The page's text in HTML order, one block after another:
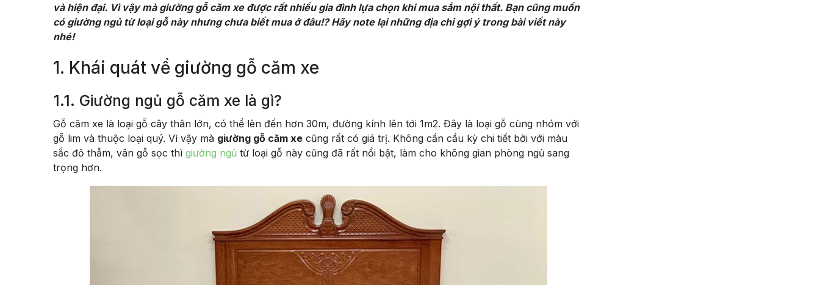
và hiện đại. Vì vậy mà giường gỗ căm xe được rất nhiều gia đình lựa chọn khi mua sắm nội thất. Bạn cũng muốn
có giường ngủ từ loại gỗ này nhưng chưa biết mua ở đâu!? Hãy note lại những địa chỉ gợi ý trong bài viết này
nhé!
1. Khái quát về giường gỗ căm xe
1.1. Giường ngủ gỗ căm xe là gì?
Gỗ căm xe là loại gỗ cây thân lớn, có thể lên đến hơn 30m, đường kính lên tới 1m2. Đây là loại gỗ cùng nhóm với
gỗ lim và thuộc loại quý. Vì vậy mà giường gỗ căm xe cũng rất có giá trị. Không cần cầu kỳ chi tiết bởi với màu
sắc đỏ thẫm, vân gỗ sọc thì giường ngủ từ loại gỗ này cũng đã rất nổi bật, làm cho không gian phòng ngủ sang
trọng hơn.